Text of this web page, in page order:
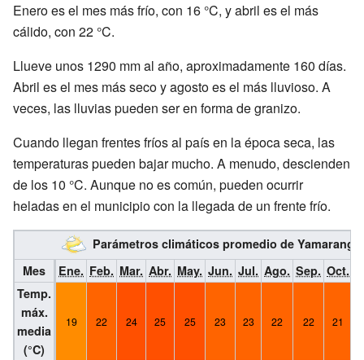
Enero es el mes más frío, con 16 °C, y abril es el más
cálido, con 22 °C.
Llueve unos 1290 mm al año, aproximadamente 160 días.
Abril es el mes más seco y agosto es el más lluvioso. A
veces, las lluvias pueden ser en forma de granizo.
Cuando llegan frentes fríos al país en la época seca, las
temperaturas pueden bajar mucho. A menudo, descienden
de los 10 °C. Aunque no es común, pueden ocurrir
heladas en el municipio con la llegada de un frente frío.
Parámetros climáticos promedio de
Mes
Ene. Feb. Mar. Abr. May. Jun. Jul. Ago. Sep. Oct.
Temp.
máx.
media
(°C)
19 22 24 25 25 23 23 22 22 21